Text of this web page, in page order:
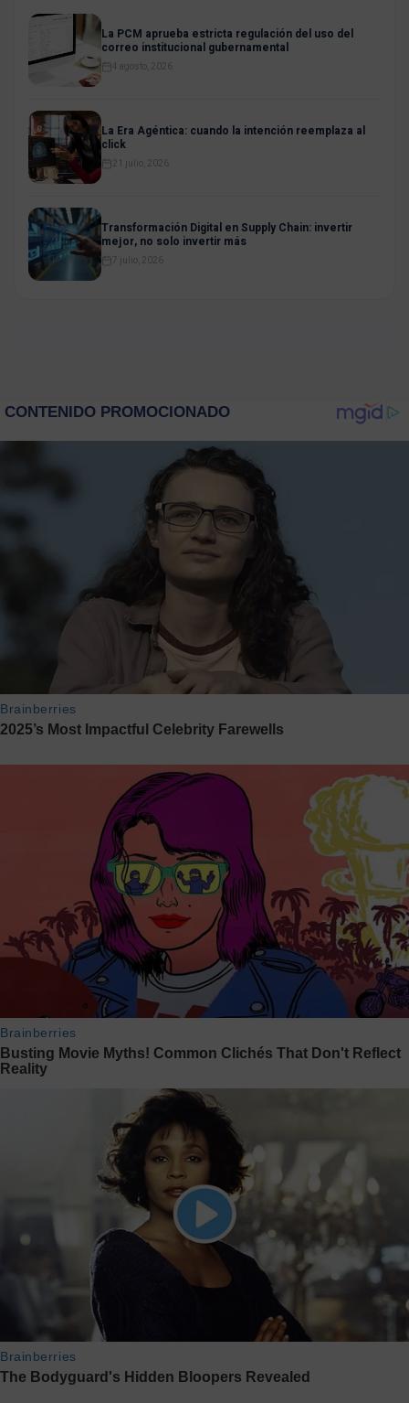
La PCM aprueba estricta regulación del uso del
correo institucional gubernamental
4 agosto, 2026
La Era Agéntica: cuando la intención reemplaza al
click
21 julio, 2026
Transformación Digital en Supply Chain: invertir
mejor, no solo invertir más
7 julio, 2026